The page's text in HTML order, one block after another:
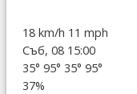
18 km/h 11 mph
Съб, 08 15:00
35° 95° 35° 95°
37%